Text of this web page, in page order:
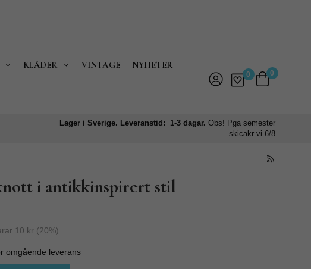
KLÄDER VINTAGE NYHETER
0 0
Lager i Sverige. Leveranstid: 1-3 dagar.Obs! Pga semester
skicakr vi 6/8
i antikkinspirert stil
10 kr (20%)
omgående leverans